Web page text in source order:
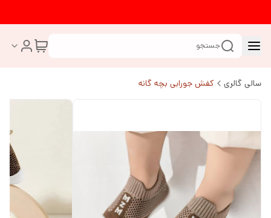
جستجو
سالی گالری کفش جورابی بچه گانه